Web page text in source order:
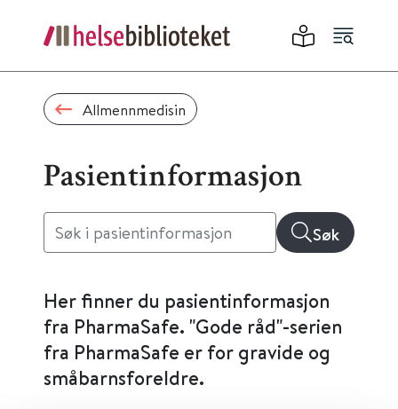
Allmennmedisin
Pasientinformasjon
Søk
Her finner du pasientinformasjon
fra PharmaSafe. "Gode råd"-serien
fra PharmaSafe er for gravide og
småbarnsforeldre.